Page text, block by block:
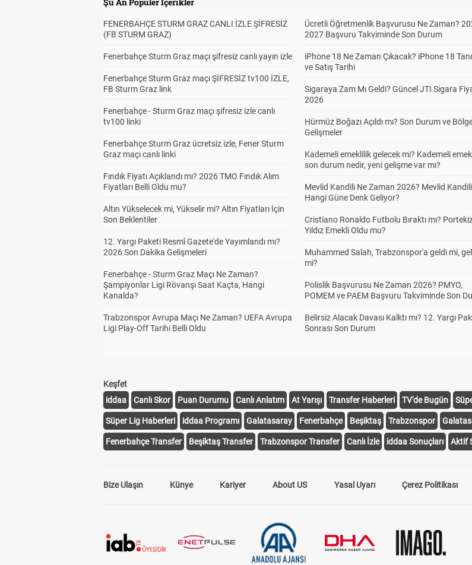
FENERBAHÇE STURM GRAZ CANLI İZLE ŞİFRESİZ
(FB STURM GRAZ)
Fenerbahçe Sturm Graz maçı şifresiz canlı yayın izle
Fenerbahçe Sturm Graz maçı ŞİFRESİZ tv100 İZLE,
FB Sturm Graz link
Fenerbahçe - Sturm Graz maçı şifresiz izle canlı
tv100 linki
Fenerbahçe Sturm Graz ücretsiz izle, Fener Sturm
Graz maçı canlı linki
Fındık Fiyatı Açıklandı mı? 2026 TMO Fındık Alım
Fiyatları Belli Oldu mu?
Altın Yükselecek mi, Yükselir mi? Altın Fiyatları İçin
Son Beklentiler
12. Yargı Paketi Resmî Gazete'de Yayımlandı mı?
2026 Son Dakika Gelişmeleri
Fenerbahçe - Sturm Graz Maçı Ne Zaman?
Şampiyonlar Ligi Rövanşı Saat Kaçta, Hangi
Kanalda?
Trabzonspor Avrupa Maçı Ne Zaman? UEFA Avrupa
Ligi Play-Off Tarihi Belli Oldu
Ücretli Öğretmenlik Başvurusu Ne Zaman?
2027 Başvuru Takviminde Son Durum
iPhone 18 Ne Zaman Çıkacak? iPhone 18
ve Satış Tarihi
Sigaraya Zam Mı Geldi? Güncel JTI Sigara
2026
Hürmüz Boğazı Açıldı mı? Son Durum ve
Gelişmeler
Kademeli emeklilik gelecek mi? Kademeli
son durum nedir, yeni gelişme var mı?
Mevlid Kandili Ne Zaman 2026? Mevlid Kandili
Hangi Güne Denk Geliyor?
Cristiano Ronaldo Futbolu Bıraktı mı?
Yıldız Emekli Oldu mu?
Muhammed Salah, Trabzonspor'a geldi mi,
mi?
Polislik Başvurusu Ne Zaman 2026? PMYO,
POMEM ve PAEM Başvuru Takviminde Son
Belirsiz Alacak Davası Kalktı mı? 12. Yargı
Sonrası Son Durum
Keşfet
iddaa
Canlı Skor Puan Durumu Canlı Anlatım At Yarışı Transfer Haberleri TV'de Bugün
Süper Lig Haberleri iddaa Programı Galatasaray Fenerbahçe Beşiktaş Trabzonspor
Fenerbahçe Transfer Beşiktaş Transfer Trabzonspor Transfer Canlı İzle iddaa Sonuçları Aktif
Bize Ulaşın Künye Kariyer About US Yasal Uyarı Çerez Politikası